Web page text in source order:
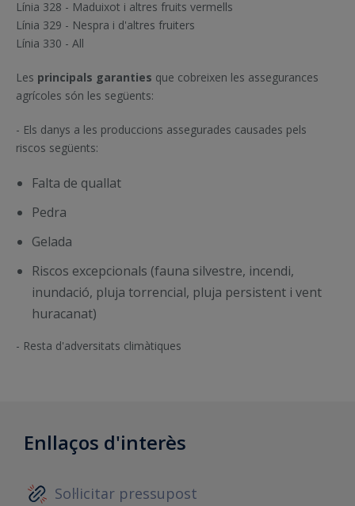
Línia 328 - Maduixot i altres fruits vermells
Línia 329 - Nespra i d'altres fruiters
Línia 330 - All
Les principals garanties que cobreixen les assegurances
agrícoles són les següents:
- Els danys a les produccions assegurades causades pels
riscos següents:
Falta de quallat
Pedra
Gelada
Riscos excepcionals (fauna silvestre, incendi,
inundació, pluja torrencial, pluja persistent i vent
huracanat)
- Resta d'adversitats climàtiques
Enllaços d'interès
Sol·licitar pressupost